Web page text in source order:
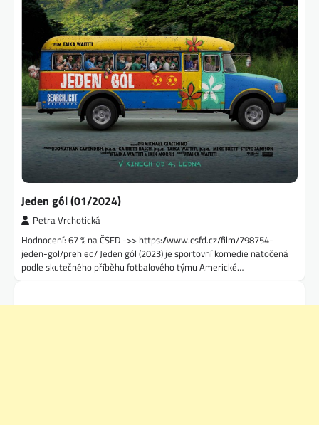
Jeden gól (01/2024)
Petra Vrchotická
Hodnocení: 67 % na ČSFD ->> https://www.csfd.cz/film/798754-
jeden-gol/prehled/ Jeden gól (2023) je sportovní komedie natočená
podle skutečného příběhu fotbalového týmu Americké…